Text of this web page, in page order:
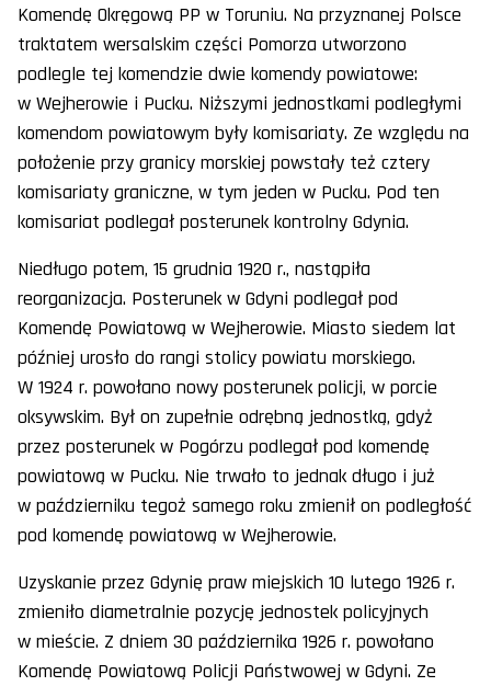
Komendę Okręgową PP w Toruniu. Na przyznanej Polsce
traktatem wersalskim części Pomorza utworzono
podlegle tej komendzie dwie komendy powiatowe:
w Wejherowie i Pucku. Niższymi jednostkami podległymi
komendom powiatowym były komisariaty. Ze względu na
położenie przy granicy morskiej powstały też cztery
komisariaty graniczne, w tym jeden w Pucku. Pod ten
komisariat podlegał posterunek kontrolny Gdynia.
Niedługo potem, 15 grudnia 1920 r., nastąpiła
reorganizacja. Posterunek w Gdyni podlegał pod
Komendę Powiatową w Wejherowie. Miasto siedem lat
później urosło do rangi stolicy powiatu morskiego.
W 1924 r. powołano nowy posterunek policji, w porcie
oksywskim. Był on zupełnie odrębną jednostką, gdyż
przez posterunek w Pogórzu podlegał pod komendę
powiatową w Pucku. Nie trwało to jednak długo i już
w październiku tegoż samego roku zmienił on podległość
pod komendę powiatową w Wejherowie.
Uzyskanie przez Gdynię praw miejskich 10 lutego 1926 r.
zmieniło diametralnie pozycję jednostek policyjnych
w mieście. Z dniem 30 października 1926 r. powołano
Komendę Powiatową Policji Państwowej w Gdyni. Ze